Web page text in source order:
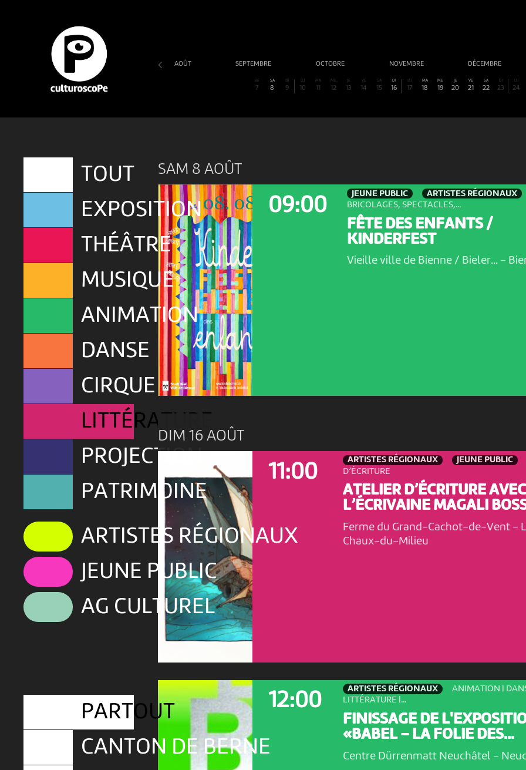
AOÛT SEPTEMBRE OCTOBRE NOVEMBRE DÉCEMBRE
VE
7
SA
8
DI
9
LU
10
MA
11
ME
12
JE
13
VE
14
SA
15
DI
16
LU
17
MA
18
ME
19
JE
20
VE
21
SA
22
DI
23
LU
24
TOUT
EXPOSITION
THÉÂTRE
MUSIQUE
ANIMATION
DANSE
CIRQUE
LITTÉRATURE
PROJECTION
PATRIMOINE
ARTISTES RÉGIONAUX
JEUNE PUBLIC
AG CULTUREL
PARTOUT
CANTON DE BERNE
SAM 8 AOÛT
09:00
JEUNE PUBLIC
ARTISTES RÉGIONAUX
BRICOLAGES, SPECTACLES,...
FÊTE DES ENFANTS /
KINDERFEST
Vieille ville de Bienne / Bieler... -
DIM 16 AOÛT
11:00
ARTISTES RÉGIONAUX
JEUNE PUBLIC
D’ÉCRITURE
ATELIER D’ÉCRITURE AVEC
L’ÉCRIVAINE MAGALI
Ferme du Grand-Cachot-de-Vent -
Chaux-du-Milieu
12:00
ARTISTES RÉGIONAUX
ANIMATION |
LITTÉRATURE |...
FINISSAGE DE
«BABEL – LA FOLIE DES...
Centre Dürrenmatt Neuchâtel -